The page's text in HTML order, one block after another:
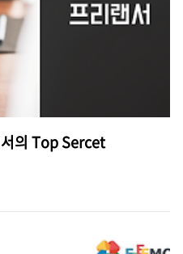
의 Top Sercet